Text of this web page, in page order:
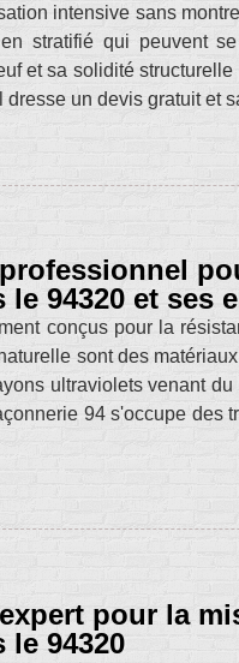
intensive sans
stratifié qui peuvent
et sa solidité
un devis gratuit et
94320 et ses
conçus pour la
sont des
ultraviolets venant
94 s'occupe des
pour la
le 94320